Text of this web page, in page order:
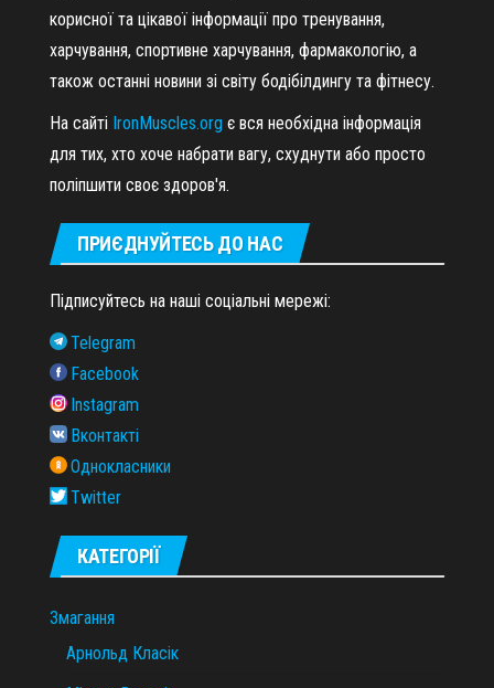
корисної та цікавої інформації про тренування,
харчування, спортивне харчування, фармакологію, а
також останні новини зі світу бодібілдингу та фітнесу.
На сайті IronMuscles.org є вся необхідна інформація
для тих, хто хоче набрати вагу, схуднути або просто
поліпшити своє здоров'я.
ПРИЄДНУЙТЕСЬ ДО НАС
Підписуйтесь на наші соціальні мережі:
Telegram
Facebook
Instagram
Вконтакті
Однокласники
Twitter
КАТЕГОРІЇ
Змагання
Арнольд Класік